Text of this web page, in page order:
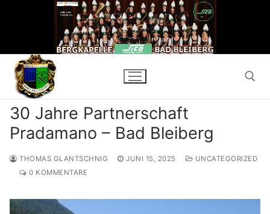
Suchen nach:
30 Jahre Partnerschaft
Pradamano – Bad Bleiberg
THOMAS GLANTSCHNIG JUNI 15, 2025
UNCATEGORIZED
0 KOMMENTARE